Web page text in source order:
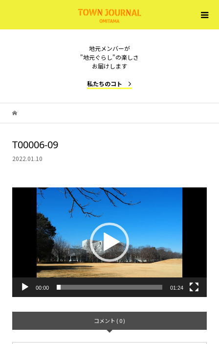
地元メンバーが
"地元ぐらし"の楽しさ
お届けします
私たちのコト
T00006-09
2022.01.10
ヤ
00:00 01:24
コメント ( 0 )